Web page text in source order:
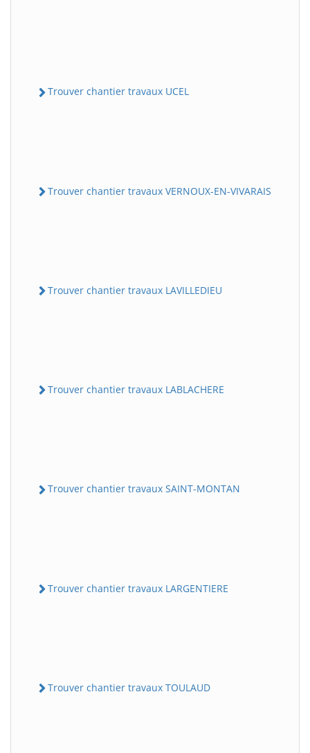
Trouver chantier travaux UCEL
Trouver chantier travaux VERNOUX-EN-VIVARAIS
Trouver chantier travaux LAVILLEDIEU
Trouver chantier travaux LABLACHERE
Trouver chantier travaux SAINT-MONTAN
Trouver chantier travaux LARGENTIERE
Trouver chantier travaux TOULAUD